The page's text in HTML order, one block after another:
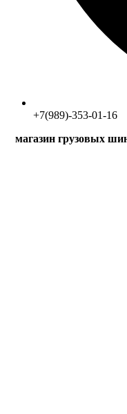
+7(989)-353-01-16
магазин грузовых